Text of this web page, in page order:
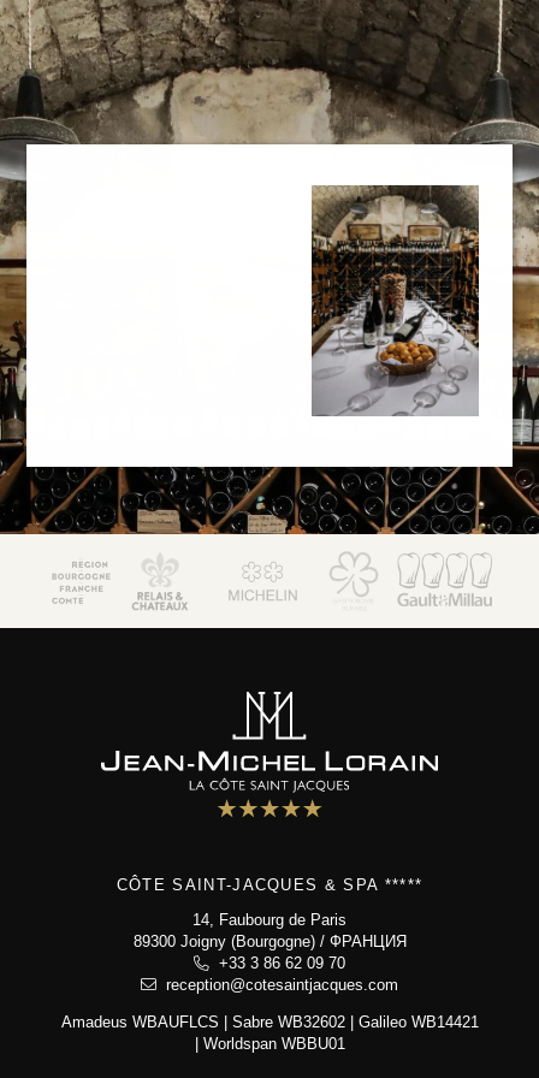
CÔTE SAINT-JACQUES & SPA *****
14, Faubourg de Paris
89300 Joigny (Bourgogne) / ФРАНЦИЯ
+33 3 86 62 09 70
reception@cotesaintjacques.com
Amadeus WBAUFLCS | Sabre WB32602 | Galileo WB14421
| Worldspan WBBU01
JM Lorain
Семейный дом
спа-зона
фотогалерея
14, Faubourg de Paris
89300 Joigny (Bourgogne)
+33 3 86 62 09 70
reception@cotesaintjacques.com